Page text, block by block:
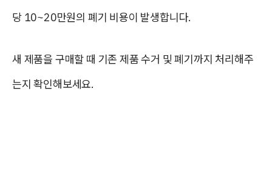
당 10~20만원의 폐기 비용이 발생합니다.
새 제품을 구매할 때 기존 제품 수거 및 폐기까지 처리해주
는지 확인해보세요.